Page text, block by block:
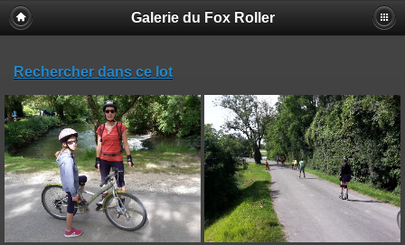
Galerie du Fox Roller
Rechercher dans ce lot